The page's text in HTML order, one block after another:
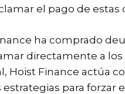
el pago de estas
ha comprado
directamente a
Hoist Finance actúa
para forzar